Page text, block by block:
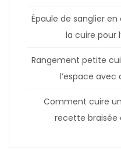
Épaule de sanglier
la cuire pour
Rangement petite
l’espace avec
Comment cuire
recette braisée